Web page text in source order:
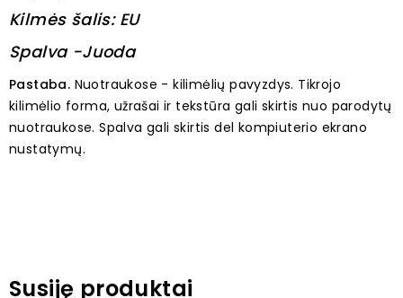
Kilmės šalis: EU
Spalva -Juoda
Pastaba. Nuotraukose - kilimėlių pavyzdys. Tikrojo
kilimėlio forma, užrašai ir tekstūra gali skirtis nuo parodytų
nuotraukose. Spalva gali skirtis del kompiuterio ekrano
nustatymų.
Susiję produktai